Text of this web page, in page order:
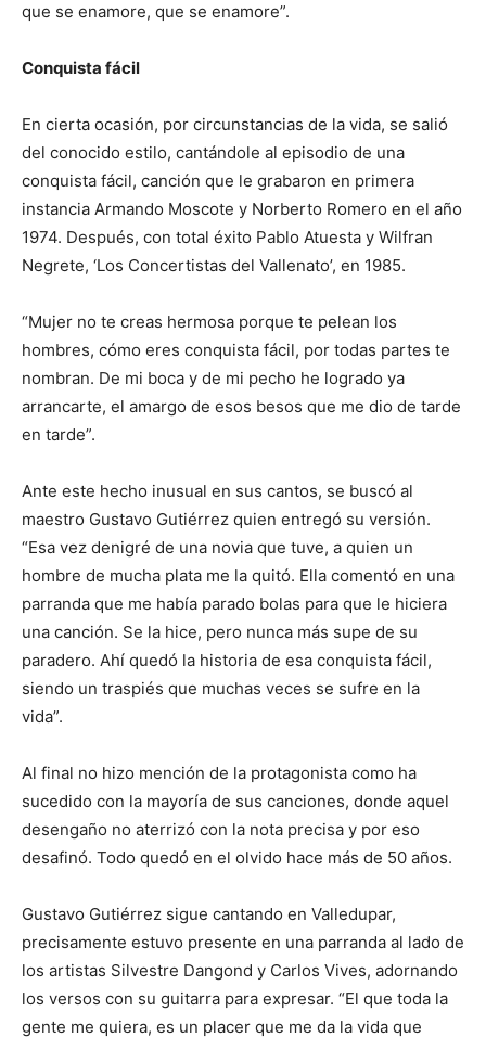
que se enamore, que se enamore”.
Conquista fácil
En cierta ocasión, por circunstancias de la vida, se salió
del conocido estilo, cantándole al episodio de una
conquista fácil, canción que le grabaron en primera
instancia Armando Moscote y Norberto Romero en el año
1974. Después, con total éxito Pablo Atuesta y Wilfran
Negrete, ‘Los Concertistas del Vallenato’, en 1985.
“Mujer no te creas hermosa porque te pelean los
hombres, cómo eres conquista fácil, por todas partes te
nombran. De mi boca y de mi pecho he logrado ya
arrancarte, el amargo de esos besos que me dio de tarde
en tarde”.
Ante este hecho inusual en sus cantos, se buscó al
maestro Gustavo Gutiérrez quien entregó su versión.
“Esa vez denigré de una novia que tuve, a quien un
hombre de mucha plata me la quitó. Ella comentó en una
parranda que me había parado bolas para que le hiciera
una canción. Se la hice, pero nunca más supe de su
paradero. Ahí quedó la historia de esa conquista fácil,
siendo un traspiés que muchas veces se sufre en la
vida”.
Al final no hizo mención de la protagonista como ha
sucedido con la mayoría de sus canciones, donde aquel
desengaño no aterrizó con la nota precisa y por eso
desafinó. Todo quedó en el olvido hace más de 50 años.
Gustavo Gutiérrez sigue cantando en Valledupar,
precisamente estuvo presente en una parranda al lado de
los artistas Silvestre Dangond y Carlos Vives, adornando
los versos con su guitarra para expresar. “El que toda la
gente me quiera, es un placer que me da la vida que